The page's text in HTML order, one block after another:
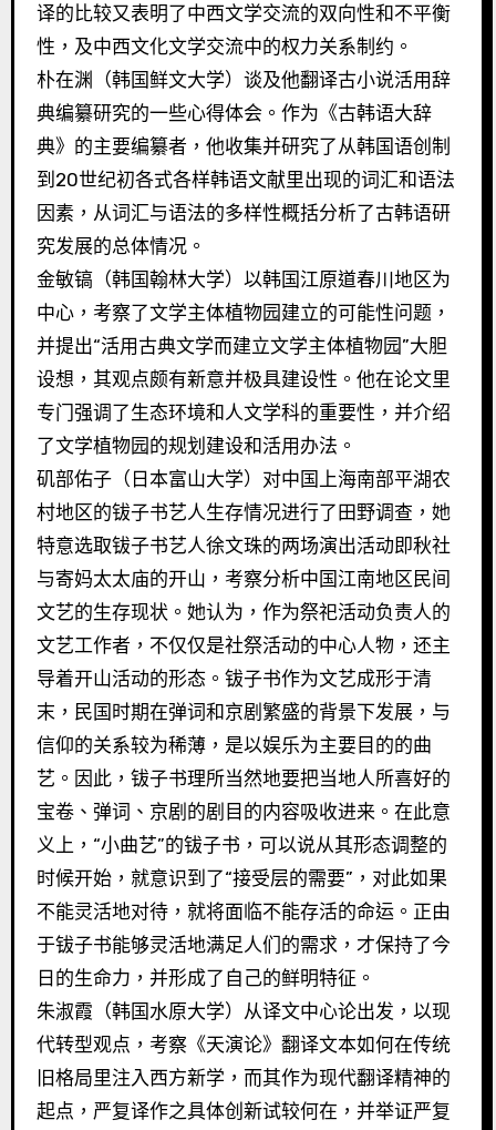
译的比较又表明了中西文学交流的双向性和不平衡
性，及中西文化文学交流中的权力关系制约。
朴在渊（韩国鲜文大学）谈及他翻译古小说活用辞
典编纂研究的一些心得体会。作为《古韩语大辞
典》的主要编纂者，他收集并研究了从韩国语创制
到20世纪初各式各样韩语文献里出现的词汇和语法
因素，从词汇与语法的多样性概括分析了古韩语研
究发展的总体情况。
金敏镐（韩国翰林大学）以韩国江原道春川地区为
中心，考察了文学主体植物园建立的可能性问题，
并提出“活用古典文学而建立文学主体植物园”大胆
设想，其观点颇有新意并极具建设性。他在论文里
专门强调了生态环境和人文学科的重要性，并介绍
了文学植物园的规划建设和活用办法。
矶部佑子（日本富山大学）对中国上海南部平湖农
村地区的钹子书艺人生存情况进行了田野调查，她
特意选取钹子书艺人徐文珠的两场演出活动即秋社
与寄妈太太庙的开山，考察分析中国江南地区民间
文艺的生存现状。她认为，作为祭祀活动负责人的
文艺工作者，不仅仅是社祭活动的中心人物，还主
导着开山活动的形态。钹子书作为文艺成形于清
末，民国时期在弹词和京剧繁盛的背景下发展，与
信仰的关系较为稀薄，是以娱乐为主要目的的曲
艺。因此，钹子书理所当然地要把当地人所喜好的
宝卷、弹词、京剧的剧目的内容吸收进来。在此意
义上，“小曲艺”的钹子书，可以说从其形态调整的
时候开始，就意识到了“接受层的需要”，对此如果
不能灵活地对待，就将面临不能存活的命运。正由
于钹子书能够灵活地满足人们的需求，才保持了今
日的生命力，并形成了自己的鲜明特征。
朱淑霞（韩国水原大学）从译文中心论出发，以现
代转型观点，考察《天演论》翻译文本如何在传统
旧格局里注入西方新学，而其作为现代翻译精神的
起点，严复译作之具体创新试较何在，并举证严复